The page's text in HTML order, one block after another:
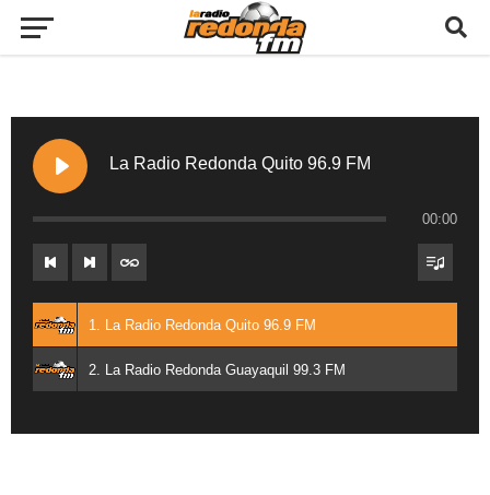
La Radio Redonda Quito 96.9 FM
00:00
1. La Radio Redonda Quito 96.9 FM
2. La Radio Redonda Guayaquil 99.3 FM